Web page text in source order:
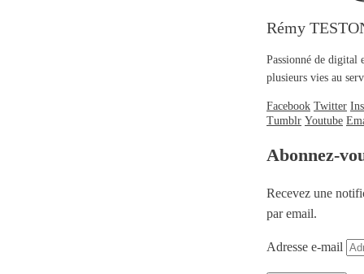
Rémy
Passionné de digital
plusieurs vies au
Facebook Twitter
Tumblr Youtube
Abonnez-
Recevez une
par email.
Adresse e-mail